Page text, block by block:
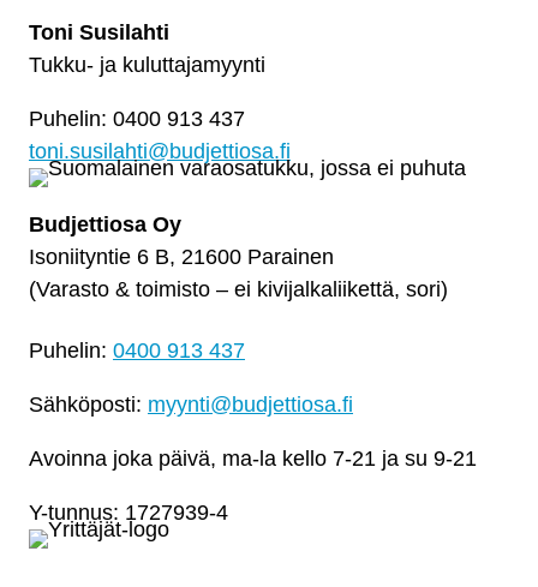
Toni Susilahti
Tukku- ja kuluttajamyynti
Puhelin: 0400 913 437
toni.susilahti@budjettiosa.fi
Budjettiosa Oy
Isoniityntie 6 B, 21600 Parainen
(Varasto & toimisto – ei kivijalkaliikettä, sori)
Puhelin: 0400 913 437
Sähköposti: myynti@budjettiosa.fi
Avoinna joka päivä, ma-la kello 7-21 ja su 9-21
Y-tunnus: 1727939-4